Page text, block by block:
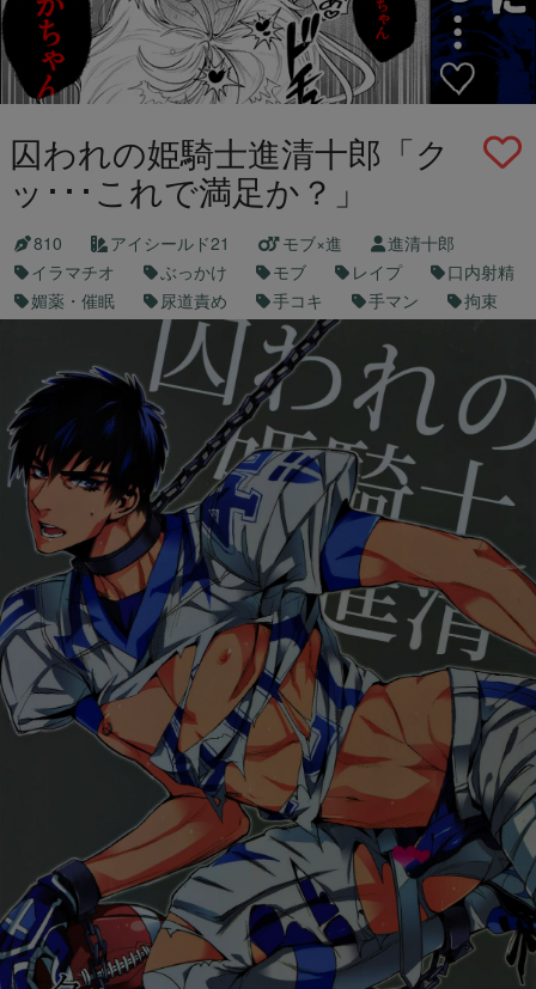
囚われの姫騎士進清十郎「ク
ッ･･･これで満足か？」
810 アイシールド21 モブ×進
進清十郎
イラマチオ
ぶっかけ モブ レイプ
口内射精
媚薬・催眠
尿道責め 手コキ 手マン 拘束